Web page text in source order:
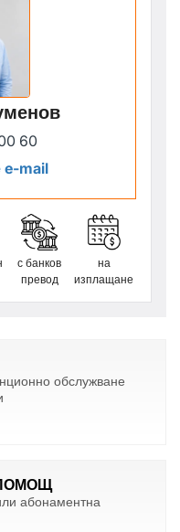
60
e-mail
с банков
превод
на
изплащане
обслужване
абонаментна